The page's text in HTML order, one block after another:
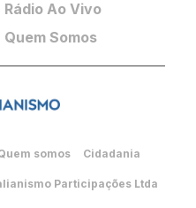
Rádio Ao Vivo
Quem Somos
somos Cidadania
Participações Ltda